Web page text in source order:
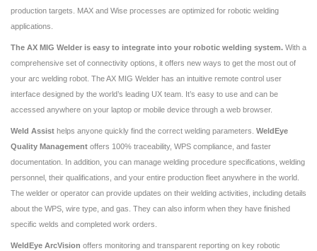
production targets. MAX and Wise processes are optimized for robotic welding
applications.
The AX MIG Welder is easy to integrate into your robotic welding system. With a
comprehensive set of connectivity options, it offers new ways to get the most out of
your arc welding robot. The AX MIG Welder has an intuitive remote control user
interface designed by the world’s leading UX team. It’s easy to use and can be
accessed anywhere on your laptop or mobile device through a web browser.
Weld Assist helps anyone quickly find the correct welding parameters. WeldEye
Quality Management offers 100% traceability, WPS compliance, and faster
documentation. In addition, you can manage welding procedure specifications, welding
personnel, their qualifications, and your entire production fleet anywhere in the world.
The welder or operator can provide updates on their welding activities, including details
about the WPS, wire type, and gas. They can also inform when they have finished
specific welds and completed work orders.
WeldEye ArcVision offers monitoring and transparent reporting on key robotic